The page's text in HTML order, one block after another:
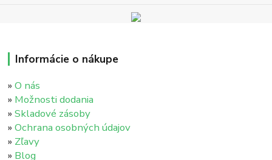
Informácie o nákupe
»O nás
» Možnosti dodania
»Skladové zásoby
»Ochrana osobných údajov
» Zľavy
» Blog